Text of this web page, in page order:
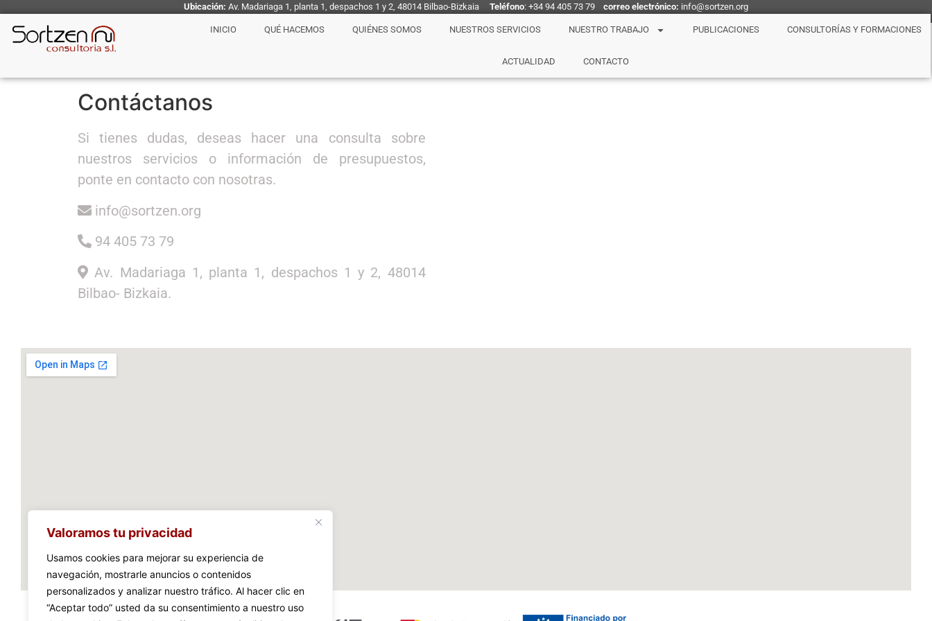
Valoramos tu privacidad
Usamos cookies para mejorar su experiencia de
navegación, mostrarle anuncios o contenidos
personalizados y analizar nuestro tráfico. Al hacer clic en
“Aceptar todo” usted da su consentimiento a nuestro uso
Ubicación: Av. Madariaga 1, planta 1, despachos 1 y 2, 48014 Bilbao-Bizkaia Teléfono: +34 94 405 73 79 correo electrónico: info@sortzen.org
INICIO QUÉ HACEMOS QUIÉNES SOMOS NUESTROS SERVICIOS NUESTRO TRABAJO PUBLICACIONES CONSULTORÍAS Y FORMACIONES
ACTUALIDAD CONTACTO
Contáctanos
Si tienes dudas, deseas hacer una consulta sobre
nuestros servicios o información de presupuestos,
ponte en contacto con nosotras.
info@sortzen.org
94 405 73 79
Av. Madariaga 1, planta 1, despachos 1 y 2, 48014
Bilbao- Bizkaia.